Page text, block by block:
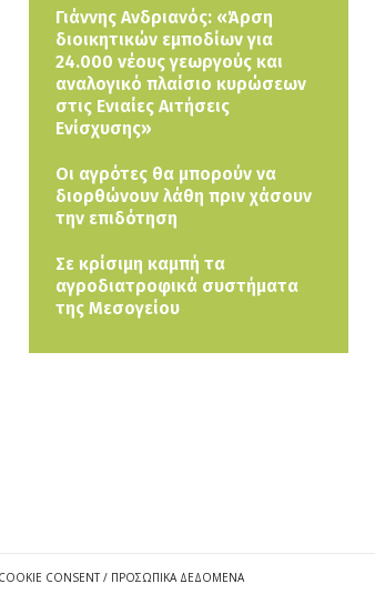
Γιάννης Ανδριανός: «Άρση
διοικητικών εμποδίων για
24.000 νέους γεωργούς και
αναλογικό πλαίσιο κυρώσεων
στις Ενιαίες Αιτήσεις
Ενίσχυσης»
Οι αγρότες θα μπορούν να
διορθώνουν λάθη πριν χάσουν
την επιδότηση
Σε κρίσιμη καμπή τα
αγροδιατροφικά συστήματα
της Μεσογείου
CONSENT / ΠΡΟΣΩΠΙΚΑ ΔΕΔΟΜΕΝΑ